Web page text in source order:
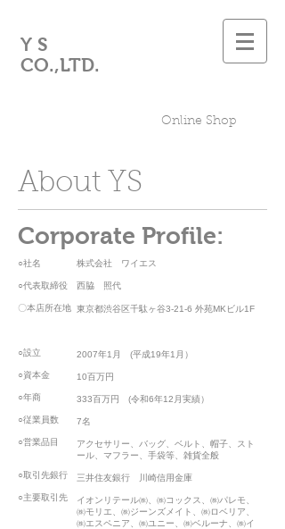
Y S
CO.,LTD.
Online Shop
About YS
Corporate Profile:
○社名
○代表取締役
〇本店所在地
○設立
○資本金
○年商
○従業員数
○営業品目
○取引先銀行
○主要取引先
株式会社 ワイエス
西脇 照代
東京都渋谷区千駄ヶ谷3-21-6 外苑MKビル1F
2007年1月 (平成19年1月）
10百万円
333百万円 (令和6年12月実績）
7名
アクセサリー、バッグ、ベルト、帽子、スト
ール、マフラー、手袋等、雑貨全般
三井住友銀行 川崎信用金庫
イオンリテール㈱、㈱コックス、㈱パレモ、
㈱モリエ、㈱ジーンズメイト、㈱ロベリア、
㈱エスペニア、㈱ユニー、㈱ベルーナ、㈱イ